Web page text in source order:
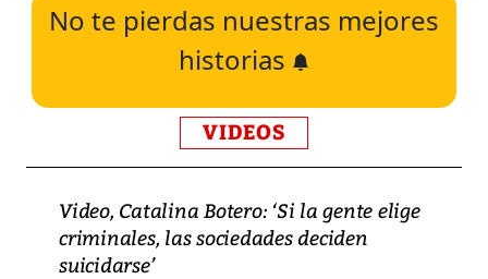
No te pierdas nuestras mejores
historias
VIDEOS
Video, Catalina Botero: ‘Si la gente elige
criminales, las sociedades deciden
suicidarse’